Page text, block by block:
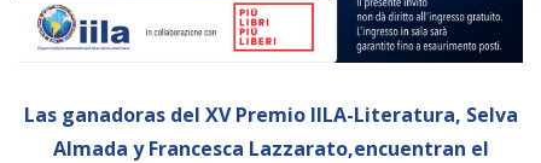
COPOLAD III
MEDIOS
Las ganadoras del XV Premio IILA-Literatura, Selva
Almada y Francesca Lazzarato,encuentran el